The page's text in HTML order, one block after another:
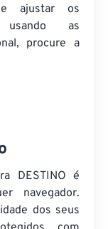
ajustar os
usando as
procure a
DESTINO é
navegador.
dos seus